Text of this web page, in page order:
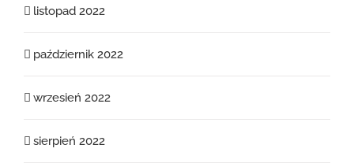
listopad 2022
październik 2022
wrzesień 2022
sierpień 2022